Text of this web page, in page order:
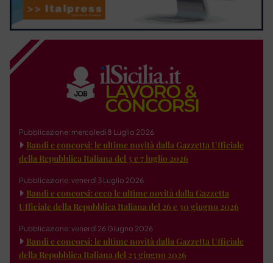
Pubblicazione: mercoledì 8 Luglio 2026
Bandi e concorsi: le ultime novità dalla Gazzetta Ufficiale
della Repubblica Italiana del 3 e 7 luglio 2026
Pubblicazione: venerdì 3 Luglio 2026
Bandi e concorsi: ecco le ultime novità dalla Gazzetta
Ufficiale della Repubblica Italiana del 26 e 30 giugno 2026
Pubblicazione: venerdì 26 Giugno 2026
Bandi e concorsi: le ultime novità dalla Gazzetta Ufficiale
della Repubblica Italiana del 23 giugno 2026